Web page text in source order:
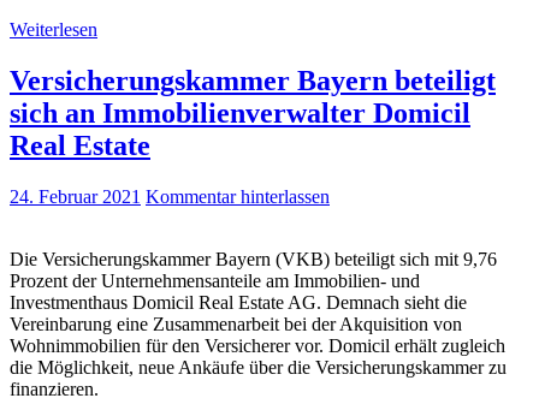
Weiterlesen
Versicherungskammer Bayern beteiligt
sich an Immobilienverwalter Domicil
Real Estate
24. Februar 2021 Kommentar hinterlassen
Die Versicherungskammer Bayern (VKB) beteiligt sich mit 9,76
Prozent der Unternehmensanteile am Immobilien- und
Investmenthaus Domicil Real Estate AG. Demnach sieht die
Vereinbarung eine Zusammenarbeit bei der Akquisition von
Wohnimmobilien für den Versicherer vor. Domicil erhält zugleich
die Möglichkeit, neue Ankäufe über die Versicherungskammer zu
finanzieren.